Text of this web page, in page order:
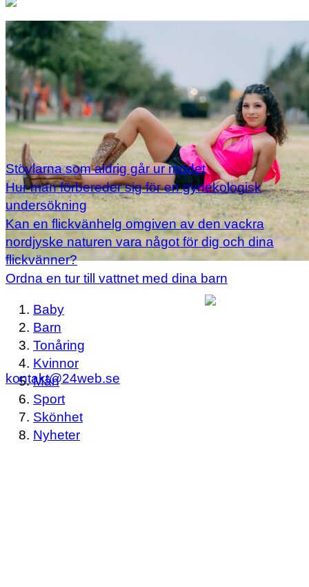
Stövlarna som aldrig går ur modet
Hur man förbereder sig för en gynekologisk
undersökning
Kan en flickvänhelg omgiven av den vackra
nordjyske naturen vara något för dig och dina
flickvänner?
Ordna en tur till vattnet med dina barn
Baby
Barn
Tonåring
Kvinnor
Män
Sport
Skönhet
Nyheter
kontakt@24web.se